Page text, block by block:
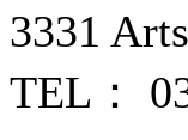
3331
TEL：